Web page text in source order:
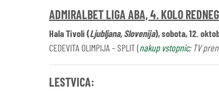
ADMIRALBET LIGA ABA, 4. KOLO
Hala Tivoli (Ljubljana, Slovenija), sobota, 12.
CEDEVITA OLIMPIJA – SPLIT (nakup vstopnic; TV
LESTVICA: